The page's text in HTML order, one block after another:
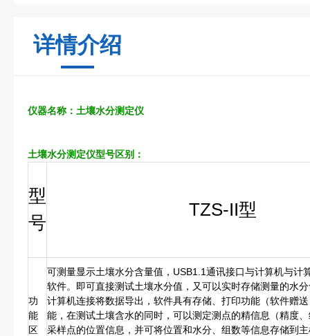
详情介绍
仪器名称： 土壤水分测定仪
土壤水分测定仪型号区别：
型
号
TZS-II型
功
能
区
可测量显示土壤水分含量值，USB1.1通讯接口与计算机与计
软件。即可直接测试土壤水分值，又可以实时存储测量的水
计算机连接将数据导出，软件具有存储、打印功能（软件赠
能，在测试土壤含水的同时，可以测定测点的精信息（精度
采样点的位置信息，并可将位置和水分、组数等信息存储到